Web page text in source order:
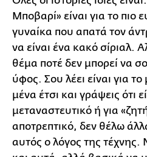
Μποβαρί» είναι για το πιο
γυναίκα που απατά τον
να είναι ένα κακό σίριαλ.
θέμα ποτέ δεν μπορεί να
ύφος. Σου λέει είναι για
μένα έτσι και γράψεις ότι
μεταναστευτικό ή για
αποτρεπτικό, δεν θέλω
αυτός ο λόγος της τέχνης.